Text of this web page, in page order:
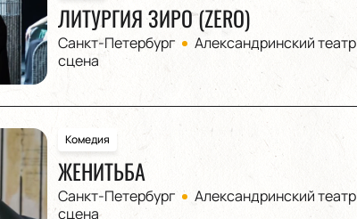
ЛИТУРГИЯ ЗИРО (ZERO)
Санкт-Петербург Александринский театр
сцена
Комедия
ЖЕНИТЬБА
Санкт-Петербург Александринский театр
сцена